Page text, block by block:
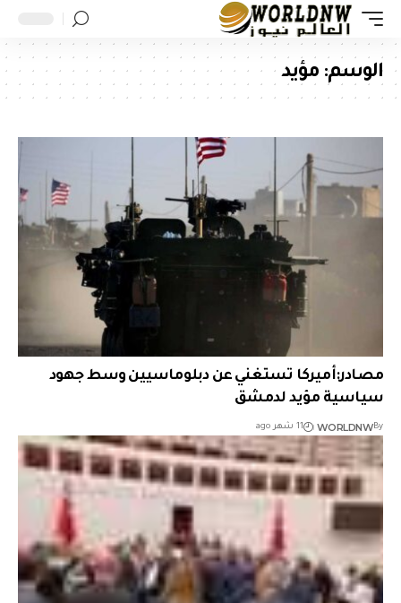
الوسم: مؤيد
مصادر:أميركا تستغني عن دبلوماسيين وسط جهود
سياسية مؤيد لدمشق
By
WORLDNW 11 شهر ago